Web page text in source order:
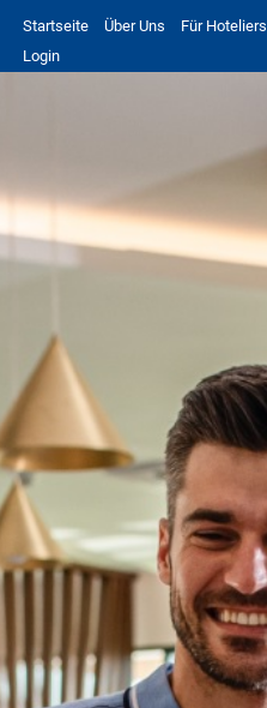
Startseite Über Uns Für Hoteliers
Login